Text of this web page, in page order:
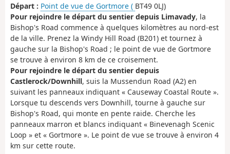
Départ : Point de vue de Gortmore ( BT49 0LJ)
Pour rejoindre le départ du sentier depuis Limavady, la
Bishop's Road commence à quelques kilomètres au nord-est
de la ville. Prenez la Windy Hill Road (B201) et tournez à
gauche sur la Bishop's Road ; le point de vue de Gortmore
se trouve à environ 8 km de ce croisement.
Pour rejoindre le départ du sentier depuis
Castlerock/Downhill, suis la Mussendun Road (A2) en
suivant les panneaux indiquant « Causeway Coastal Route ».
Lorsque tu descends vers Downhill, tourne à gauche sur
Bishop's Road, qui monte en pente raide. Cherche les
panneaux marron et blancs indiquant « Binevenagh Scenic
Loop » et « Gortmore ». Le point de vue se trouve à environ 4
km sur cette route.